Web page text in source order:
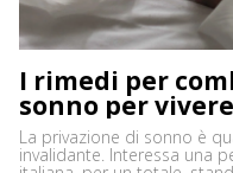
I rimedi per
sonno per
La privazione di sonno è
invalidante. Interessa una